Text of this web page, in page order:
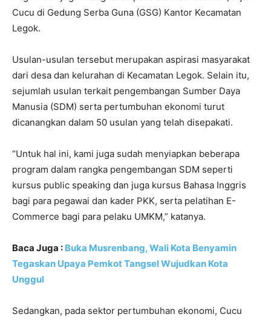
Cucu di Gedung Serba Guna (GSG) Kantor Kecamatan
Legok.
Usulan-usulan tersebut merupakan aspirasi masyarakat
dari desa dan kelurahan di Kecamatan Legok. Selain itu,
sejumlah usulan terkait pengembangan Sumber Daya
Manusia (SDM) serta pertumbuhan ekonomi turut
dicanangkan dalam 50 usulan yang telah disepakati.
“Untuk hal ini, kami juga sudah menyiapkan beberapa
program dalam rangka pengembangan SDM seperti
kursus public speaking dan juga kursus Bahasa Inggris
bagi para pegawai dan kader PKK, serta pelatihan E-
Commerce bagi para pelaku UMKM,” katanya.
Baca Juga : Buka Musrenbang, Wali Kota Benyamin
Tegaskan Upaya Pemkot Tangsel Wujudkan Kota
Unggul
Sedangkan, pada sektor pertumbuhan ekonomi, Cucu